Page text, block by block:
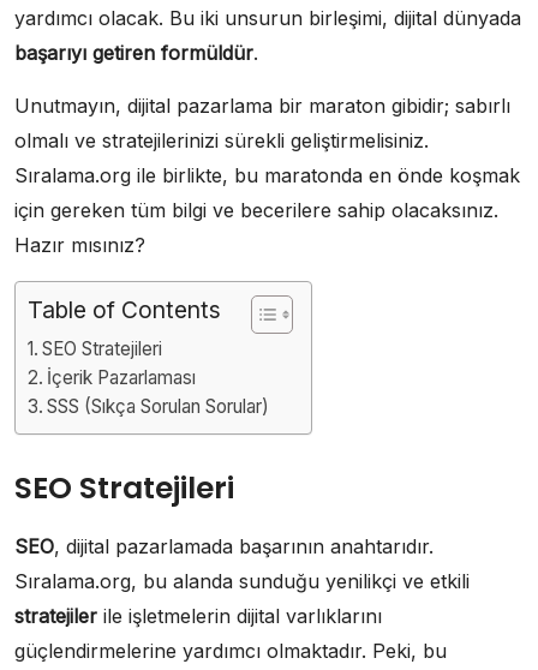
yardımcı olacak. Bu iki unsurun birleşimi, dijital dünyada
başarıyı getiren formüldür.
Unutmayın, dijital pazarlama bir maraton gibidir; sabırlı
olmalı ve stratejilerinizi sürekli geliştirmelisiniz.
Sıralama.org ile birlikte, bu maratonda en önde koşmak
için gereken tüm bilgi ve becerilere sahip olacaksınız.
Hazır mısınız?
Table of Contents
SEO Stratejileri
İçerik Pazarlaması
SSS (Sıkça Sorulan Sorular)
SEO Stratejileri
SEO, dijital pazarlamada başarının anahtarıdır.
Sıralama.org, bu alanda sunduğu yenilikçi ve etkili
stratejiler ile işletmelerin dijital varlıklarını
güçlendirmelerine yardımcı olmaktadır. Peki, bu